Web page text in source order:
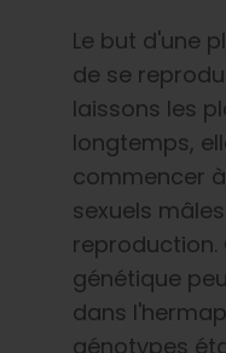
Le but d'une
de se
laissons les
longtemps,
commencer
sexuels
reproduction.
génétique
dans
génotypes